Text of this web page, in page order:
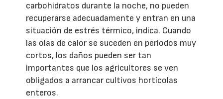
carbohidratos durante la noche, no pueden
recuperarse adecuadamente y entran en una
situación de estrés térmico, indica. Cuando
las olas de calor se suceden en periodos muy
cortos, los daños pueden ser tan
importantes que los agricultores se ven
obligados a arrancar cultivos hortícolas
enteros.